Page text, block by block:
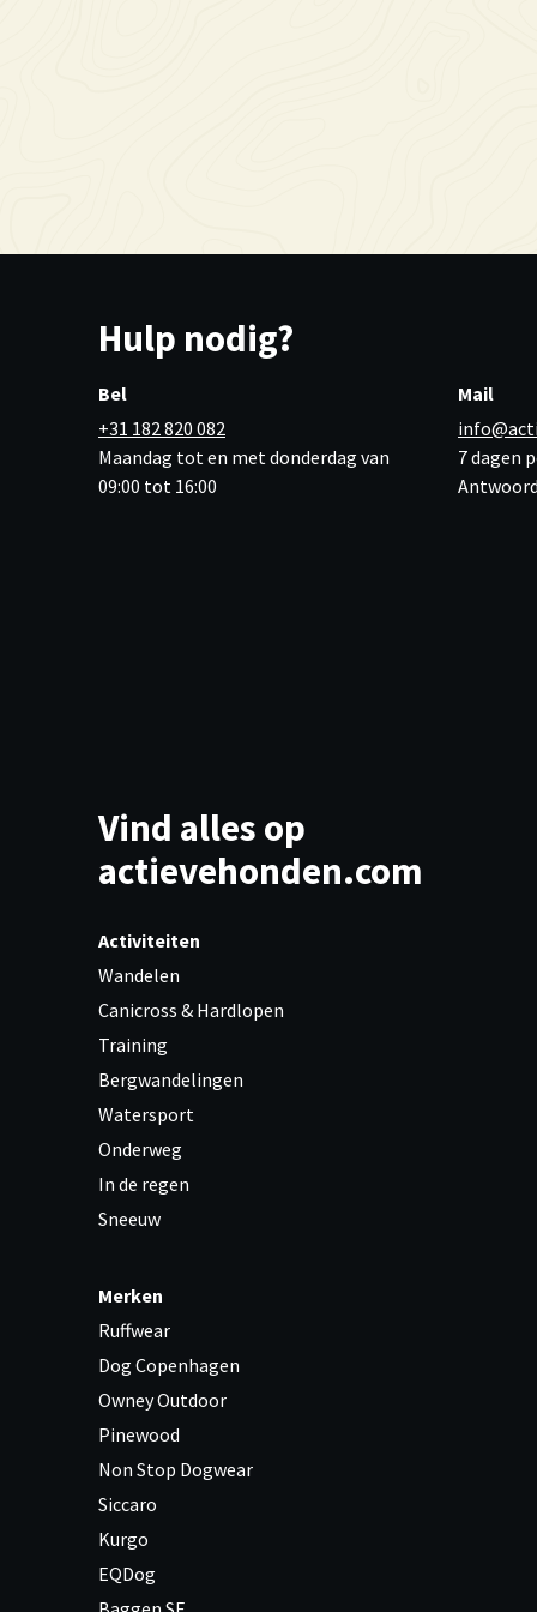
Hulp nodig?
Bel
+31 182 820 082
Maandag tot en met donderdag van
09:00 tot 16:00
Mail
7 dagen
Vind alles op
actievehonden.com
Activiteiten
Wandelen
Canicross & Hardlopen
Training
Bergwandelingen
Watersport
Onderweg
In de regen
Sneeuw
Merken
Ruffwear
Dog Copenhagen
Owney Outdoor
Pinewood
Non Stop Dogwear
Siccaro
Kurgo
EQDog